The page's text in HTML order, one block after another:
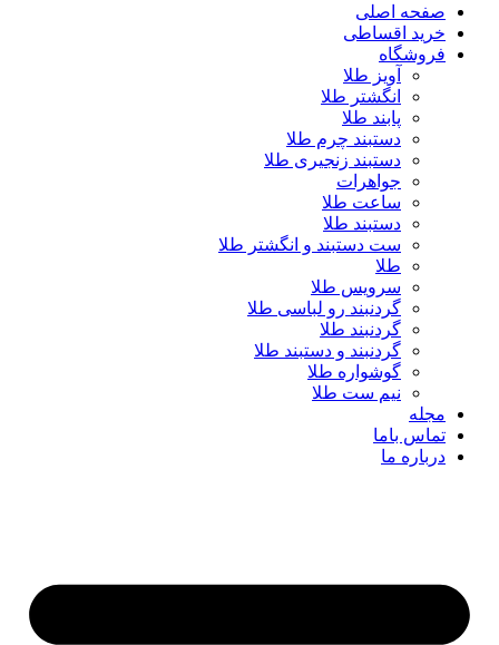
صفحه اصلی
خرید اقساطی
فروشگاه
آویز طلا
انگشتر طلا
پابند طلا
دستبند چرم طلا
دستبند زنجیری طلا
جواهرات
ساعت طلا
دستبند طلا
ست دستبند و انگشتر طلا
طلا
سرویس طلا
گردنبند رو لباسی طلا
گردنبند طلا
گردنبند و دستبند طلا
گوشواره طلا
نیم ست طلا
مجله
تماس باما
درباره ما